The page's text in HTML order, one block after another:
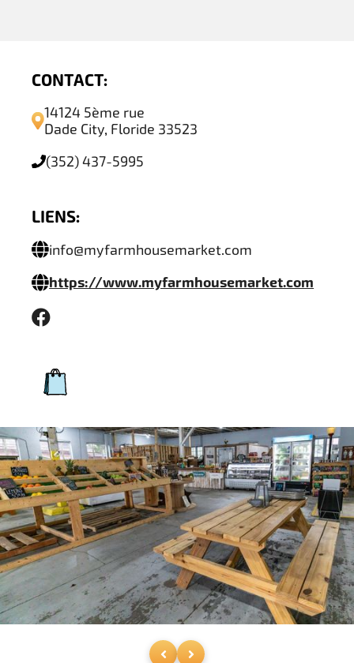
CONTACT:
14124 5ème rue
Dade City, Floride 33523
(352) 437-5995
LIENS:
info@myfarmhousemarket.com
https://www.myfarmhousemarket.com